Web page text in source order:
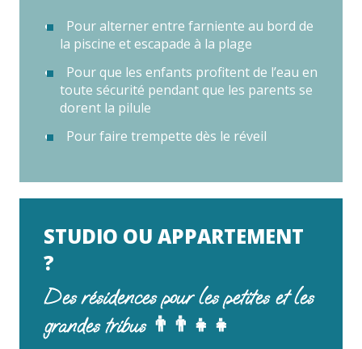
Pour alterner entre farniente au bord de
la piscine et escapade à la plage
Pour que les enfants profitent de l’eau en
toute sécurité pendant que les parents se
dorent la pilule
Pour faire trempette dès le réveil
STUDIO OU APPARTEMENT
?
Des résidences pour les petites et les
grandes tribus 👨‍👨‍👧‍👧